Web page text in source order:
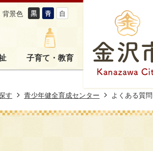
背景色
子育て・教育
す 青少年健全育成センター よくある質問